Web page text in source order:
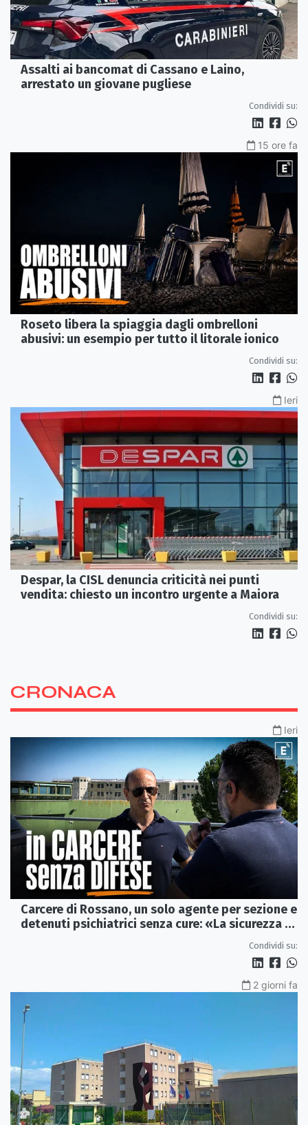
Assalti ai bancomat di Cassano e Laino,
arrestato un giovane pugliese
Condividi su:
15 ore fa
Roseto libera la spiaggia dagli ombrelloni
abusivi: un esempio per tutto il litorale ionico
Condividi su:
Ieri
Despar, la CISL denuncia criticità nei punti
vendita: chiesto un incontro urgente a Maiora
Condividi su:
CRONACA
Ieri
Carcere di Rossano, un solo agente per sezione e
detenuti psichiatrici senza cure: «La sicurezza è
Condividi su:
2 giorni fa